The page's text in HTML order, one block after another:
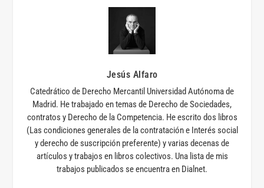
Jesús Alfaro
Catedrático de Derecho Mercantil Universidad Autónoma de
Madrid. He trabajado en temas de Derecho de Sociedades,
contratos y Derecho de la Competencia. He escrito dos libros
(Las condiciones generales de la contratación e Interés social
y derecho de suscripción preferente) y varias decenas de
artículos y trabajos en libros colectivos. Una lista de mis
trabajos publicados se encuentra en Dialnet.